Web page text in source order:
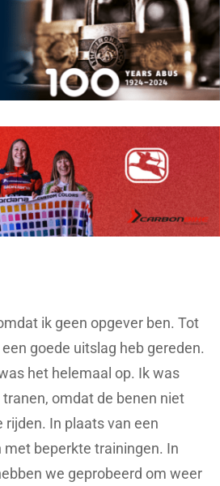
ik geen opgever ben. Tot
goede uitslag heb gereden.
het helemaal op. Ik was
omdat de benen niet
In plaats van een
beperkte trainingen. In
we geprobeerd om weer